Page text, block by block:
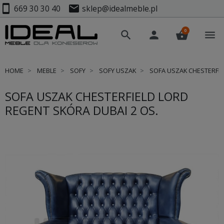
smartphone 669 30 30 40 mail sklep@idealmeble.pl
search person shopping_basket
0 menu
HOME MEBLE SOFY SOFY USZAK SOFA USZAK
SOFA USZAK CHESTERFIELD LORD
REGENT SKÓRA DUBAI 2 OS.